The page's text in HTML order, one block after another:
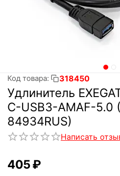
Код товара: 318450
Удлинитель
C-USB3-AMAF-5.0
84934RUS)
Написать
‍405‍₽